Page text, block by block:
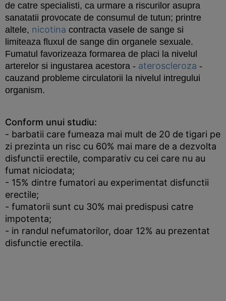
de catre specialisti, ca urmare a riscurilor asupra
sanatatii provocate de consumul de tutun; printre
altele, nicotina contracta vasele de sange si
limiteaza fluxul de sange din organele sexuale.
Fumatul favorizeaza formarea de placi la nivelul
arterelor si ingustarea acestora - ateroscleroza -
cauzand probleme circulatorii la nivelul intregului
organism.
Conform unui studiu:
- barbatii care fumeaza mai mult de 20 de tigari pe
zi prezinta un risc cu 60% mai mare de a dezvolta
disfunctii erectile, comparativ cu cei care nu au
fumat niciodata;
- 15% dintre fumatori au experimentat disfunctii
erectile;
- fumatorii sunt cu 30% mai predispusi catre
impotenta;
- in randul nefumatorilor, doar 12% au prezentat
disfunctie erectila.